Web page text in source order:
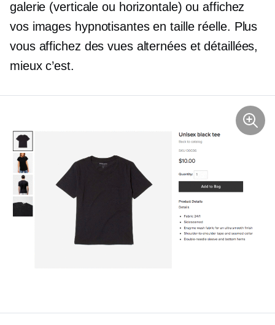
galerie (verticale ou horizontale) ou affichez
vos images hypnotisantes en taille réelle. Plus
vous affichez des vues alternées et détaillées,
mieux c’est.